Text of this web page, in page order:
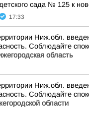
детского сада № 125 к
17:33
Ниж.обл.
Соблюдайте
область
Ниж.обл.
Соблюдайте
области